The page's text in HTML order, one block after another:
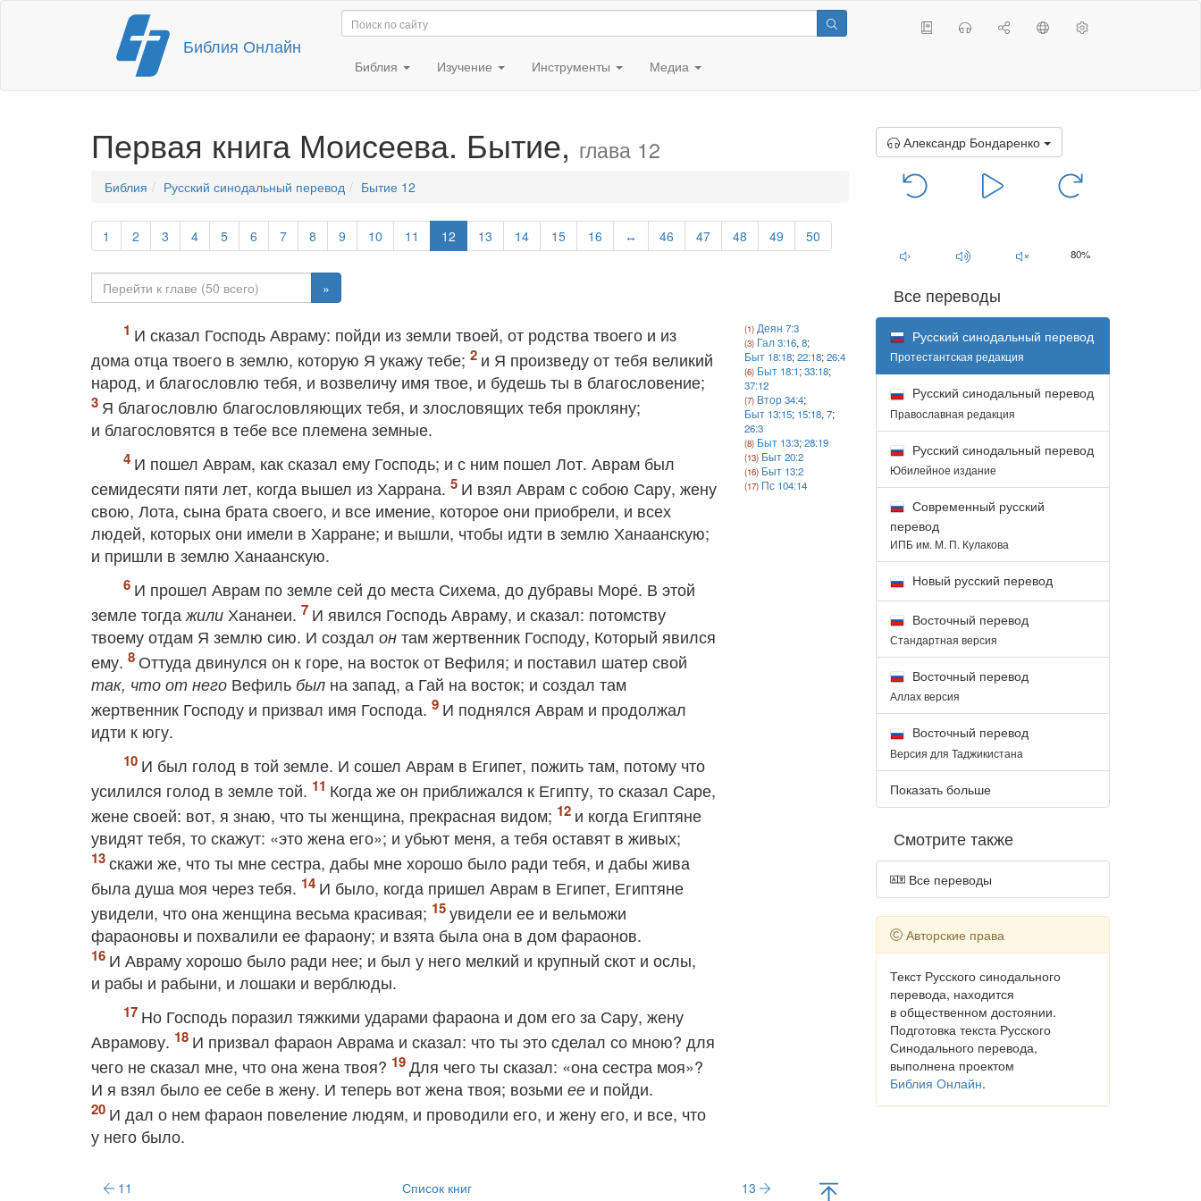
Перейти
содержимому
Библия Онлайн
Библия Изучение Инструменты Медиа
Первая книга Моисеева. Бытие, глава 12
Библия Русский синодальный перевод Бытие 12
1 2 3 4 5 6 7 8 9 10 11 12 13 14 15 16 ↔ 46 47 48 49 50
»
И сказал Господь Авраму: пойди из земли твоей, от родства твоего и из
дома отца твоего в землю, которую Я укажу тебе;
и Я произведу от тебя великий
народ, и благословлю тебя, и возвеличу имя твое, и будешь ты в благословение;
Я благословлю благословляющих тебя, и злословящих тебя прокляну;
и благословятся в тебе все племена земные.
И пошел Аврам, как сказал ему Господь; и с ним пошел Лот. Аврам был
семидесяти пяти лет, когда вышел из Харрана.
И взял Аврам с собою Сару, жену
свою, Лота, сына брата своего, и все имение, которое они приобрели, и всех
людей, которых они имели в Харране; и вышли, чтобы идти в землю Ханаанскую;
и пришли в землю Ханаанскую.
И прошел Аврам по земле сей до места Сихема, до дубравы Море́. В этой
земле тогда жили Хананеи.
И явился Господь Авраму, и сказал: потомству
твоему отдам Я землю сию. И создал он там жертвенник Господу, Который явился
ему.
Оттуда двинулся он к горе, на восток от Вефиля; и поставил шатер свой
так, что от него Вефиль был на запад, а Гай на восток; и создал там
жертвенник Господу и призвал имя Господа.
И поднялся Аврам и продолжал
идти к югу.
И был голод в той земле. И сошел Аврам в Египет, пожить там, потому что
усилился голод в земле той.
Когда же он приближался к Египту, то сказал Саре,
жене своей: вот, я знаю, что ты женщина, прекрасная видом;
и когда Египтяне
увидят тебя, то скажут: «это жена его»; и убьют меня, а тебя оставят в живых;
скажи же, что ты мне сестра, дабы мне хорошо было ради тебя, и дабы жива
была душа моя через тебя.
И было, когда пришел Аврам в Египет, Египтяне
увидели, что она женщина весьма красивая;
увидели ее и вельможи
фараоновы и похвалили ее фараону; и взята была она в дом фараонов.
И Авраму хорошо было ради нее; и был у него мелкий и крупный скот и ослы,
и рабы и рабыни, и лошаки и верблюды.
Но Господь поразил тяжкими ударами фараона и дом его за Сару, жену
Аврамову.
И призвал фараон Аврама и сказал: что ты это сделал со мною? для
чего не сказал мне, что она жена твоя?
Для чего ты сказал: «она сестра моя»?
И я взял было ее себе в жену. И теперь вот жена твоя; возьми ее и пойди.
И дал о нем фараон повеление людям, и проводили его, и жену его, и все, что
у него было.
Деян 7:3
Гал 3:16,8;
Быт 18:18;22:18;26:4
Быт 18:1;33:18;
37:12
Втор 34:4;
Быт 13:15; 15:18,7;
26:3
Быт 13:3;28:19
Быт 20:2
Быт 13:2
Пс 104:14
11 Список книг 13
Александр Бондаренко
80%
Все переводы
Русский синодальный перевод
Протестантская редакция
Русский синодальный перевод
Православная редакция
Русский синодальный перевод
Юбилейное издание
Современный русский
перевод
ИПБ им. М. П. Кулакова
Новый русский перевод
Восточный перевод
Стандартная версия
Восточный перевод
Аллах версия
Восточный перевод
Версия для Таджикистана
Показать больше
Смотрите также
Все переводы
Авторские права
Текст Русского синодального
перевода, находится
в общественном достоянии.
Подготовка текста Русского
Синодального перевода,
выполнена проектом
Библия Онлайн.